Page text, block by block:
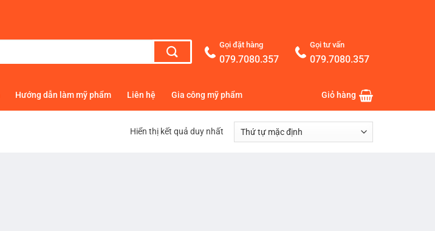
Gọi đặt hàng
079.7080.357
Gọi tư vấn
079.7080.357
Hướng dẫn làm mỹ phẩm Liên hệ Gia công mỹ phẩm Giỏ hàng
Hiển thị kết quả duy nhất